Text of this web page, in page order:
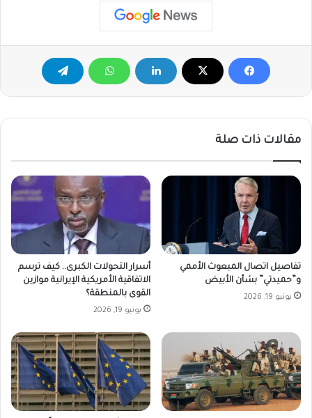
مقالات ذات صلة
تفاصيل اتصال المبعوث الأممي
و”حميدتي” بشأن الأبيض
يونيو 19, 2026
أسرار التحولات الكبرى.. كيف ترسم
الاتفاقية الأمريكية الإيرانية موازين
القوى بالمنطقة؟
يونيو 19, 2026